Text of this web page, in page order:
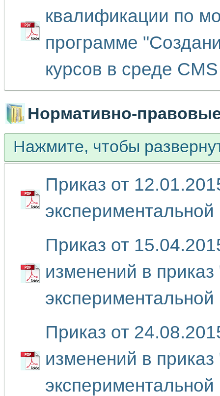
квалификации по
программе
курсов в среде
Нормативно-
Нажмите, чтобы
Приказ от
Приказ от
изменений в
Приказ от
изменений в